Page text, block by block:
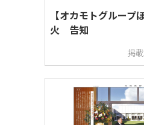
【オカモトグルー
火 告知
掲